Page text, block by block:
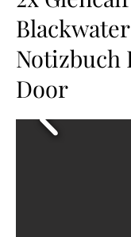
Notizbuch
Door